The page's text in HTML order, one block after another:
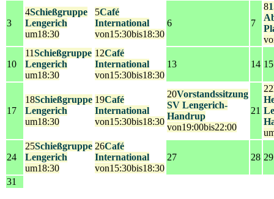
3
4Schießgruppe
Lengerich
um18:30
5Café
International
von15:30bis18:30
6 7
8
10
11Schießgruppe
Lengerich
um18:30
12Café
International
von15:30bis18:30
13 14 15
17
18Schießgruppe
Lengerich
um18:30
19Café
International
von15:30bis18:30
20Vorstandssitzung
SV Lengerich-
Handrup
von19:00bis22:00
21
22
24
25Schießgruppe
Lengerich
um18:30
26Café
International
von15:30bis18:30
27 28 29
31